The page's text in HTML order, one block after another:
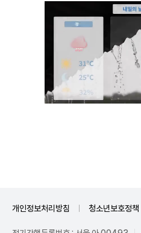
개인정보처리방침 청소년보호정책